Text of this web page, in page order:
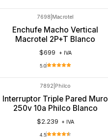
7698 Macrotel
Enchufe Macho Vertical
Macrotel 2P+T Blanco
$699 + IVA
5.0
7892 Philco
Interruptor Triple Pared Muro
250v 10a Philco Blanco
$2.239 + IVA
4.5